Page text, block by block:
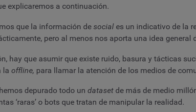
explicaremos a continuación.
que la información de social es un indicativo de la
pero al menos nos aporta una idea
hay que asumir que existe ruido, basura y tácticas
la offline, para llamar la atención de los medios de
depurado todo un dataset de más de medio
‘raras’ o bots que tratan de manipular la realidad.